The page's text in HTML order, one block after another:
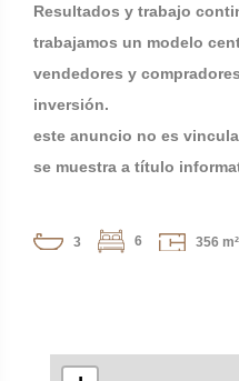
Resultados y trabajo
trabajamos un modelo
vendedores y
inversión.
este anuncio no es
se muestra a título
3 6 356 m²